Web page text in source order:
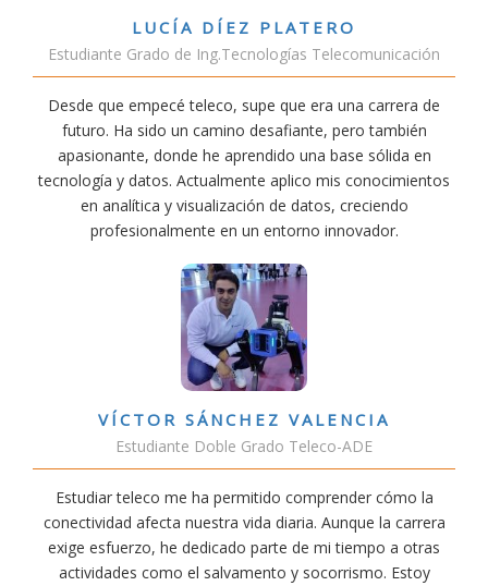
LUCÍA DÍEZ PLATERO
Estudiante Grado de Ing.Tecnologías Telecomunicación
Desde que empecé teleco, supe que era una carrera de
futuro. Ha sido un camino desafiante, pero también
apasionante, donde he aprendido una base sólida en
tecnología y datos. Actualmente aplico mis conocimientos
en analítica y visualización de datos, creciendo
profesionalmente en un entorno innovador.
VÍCTOR SÁNCHEZ VALENCIA
Estudiante Doble Grado Teleco-ADE
Estudiar teleco me ha permitido comprender cómo la
conectividad afecta nuestra vida diaria. Aunque la carrera
exige esfuerzo, he dedicado parte de mi tiempo a otras
actividades como el salvamento y socorrismo. Estoy